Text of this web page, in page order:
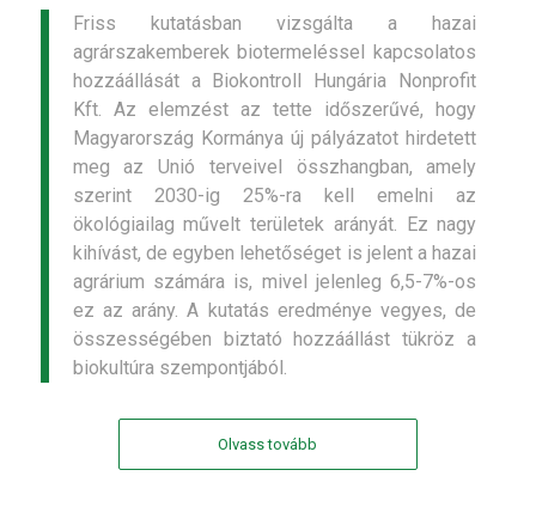
Friss kutatásban vizsgálta a hazai
agrárszakemberek biotermeléssel kapcsolatos
hozzáállását a Biokontroll Hungária Nonprofit
Kft. Az elemzést az tette időszerűvé, hogy
Magyarország Kormánya új pályázatot hirdetett
meg az Unió terveivel összhangban, amely
szerint 2030-ig 25%-ra kell emelni az
ökológiailag művelt területek arányát. Ez nagy
kihívást, de egyben lehetőséget is jelent a hazai
agrárium számára is, mivel jelenleg 6,5-7%-os
ez az arány. A kutatás eredménye vegyes, de
összességében biztató hozzáállást tükröz a
biokultúra szempontjából.
Olvass tovább